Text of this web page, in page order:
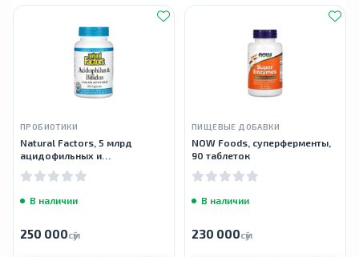
ПРОБИОТИКИ
Natural Factors, 5 млрд
ацидофильных и
вегетарианских капсул
В наличии
250 000сӯм
ПИЩЕВЫЕ ДОБАВКИ
NOW Foods, суперферменты,
90 таблеток
В наличии
230 000сӯм